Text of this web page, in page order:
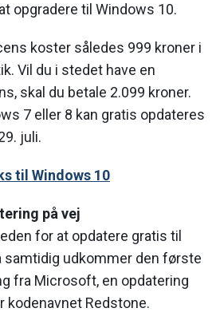
opgradere til Windows 10.
koster således 999 kroner i
Vil du i stedet have en
skal du betale 2.099 kroner.
7 eller 8 kan gratis opdateres
juli.
til Windows 10
på vej
for at opdatere gratis til
samtidig udkommer den første
fra Microsoft, en opdatering
kodenavnet Redstone.